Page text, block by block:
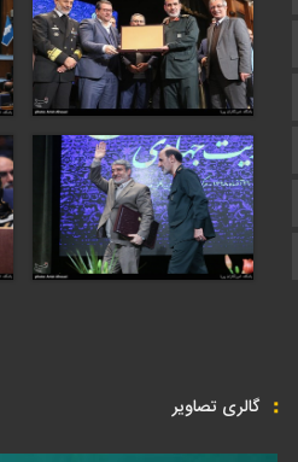
آپارات
اینستاگرام
زبان انگلیسی
گالری تصاویر